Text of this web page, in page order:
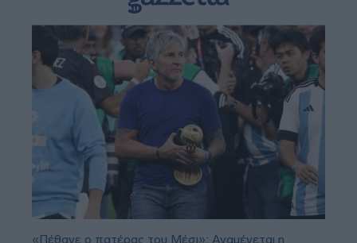
«Πέθανε ο πατέρας του Μέσι»: Αναμένεται η